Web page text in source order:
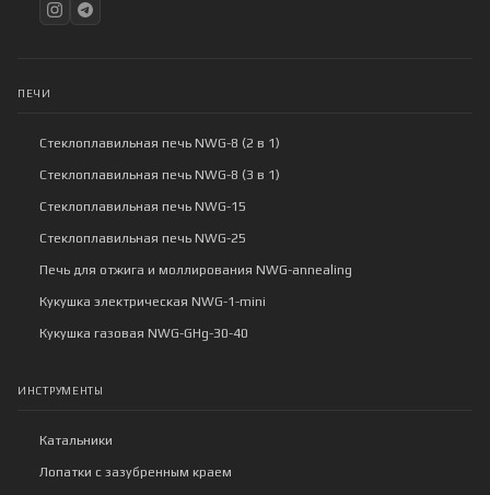
ПЕЧИ
Стеклоплавильная печь NWG-8 (2 в 1)
Стеклоплавильная печь NWG-8 (3 в 1)
Стеклоплавильная печь NWG-15
Стеклоплавильная печь NWG-25
Печь для отжига и моллирования NWG-annealing
Кукушка электрическая NWG-1-mini
Кукушка газовая NWG-GHg-30-40
ИНСТРУМЕНТЫ
Катальники
Лопатки с зазубренным краем